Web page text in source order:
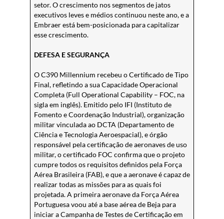
setor. O crescimento nos segmentos de jatos
executivos leves e médios continuou neste ano, e a
Embraer está bem-posicionada para capitalizar
esse crescimento.
DEFESA E SEGURANÇA
O C390 Millennium recebeu o Certificado de Tipo
Final, refletindo a sua Capacidade Operacional
Completa (Full Operational Capability – FOC, na
sigla em inglês). Emitido pelo IFI (Instituto de
Fomento e Coordenação Industrial), organização
militar vinculada ao DCTA (Departamento de
Ciência e Tecnologia Aeroespacial), e órgão
responsável pela certificação de aeronaves de uso
militar, o certificado FOC confirma que o projeto
cumpre todos os requisitos definidos pela Força
Aérea Brasileira (FAB), e que a aeronave é capaz de
realizar todas as missões para as quais foi
projetada. A primeira aeronave da Força Aérea
Portuguesa voou até a base aérea de Beja para
iniciar a Campanha de Testes de Certificação em